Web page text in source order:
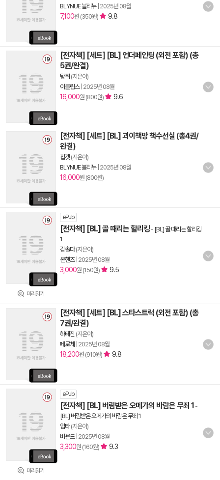
BLYNUE 블리뉴| 2025년 08월
7,100원 (350원) 9.8
[전자책] [세트] [BL] 언더페인팅 (외전 포함) (총
5권/완결)
탕쥐 (지은이)
이클립스| 2025년 08월
16,000원 (800원) 9.6
[전자책] [세트] [BL] 괴이책방 책수선실 (총4권/
완결)
첩켓 (지은이)
BLYNUE 블리뉴| 2025년 08월
16,000원 (800원)
미리읽기
ePub
[전자책] [BL] 골 때리는 할리킹 - [BL] 골 때리는 할리킹
1
김솔다(지은이)
온핸즈| 2025년 08월
3,000원 (150원) 9.5
[전자책] [세트] [BL] 스타스트럭 (외전 포함) (총
7권/완결)
하태진 (지은이)
페로체
2025년 08월
18,200원 (910원) 9.8
미리읽기
ePub
[전자책] [BL] 버림받은 오메가의 바람은 무죄 1 -
[BL] 버림받은 오메가의 바람은 무죄 1
임타(지은이)
비욘드| 2025년 08월
3,300원 (160원) 9.3